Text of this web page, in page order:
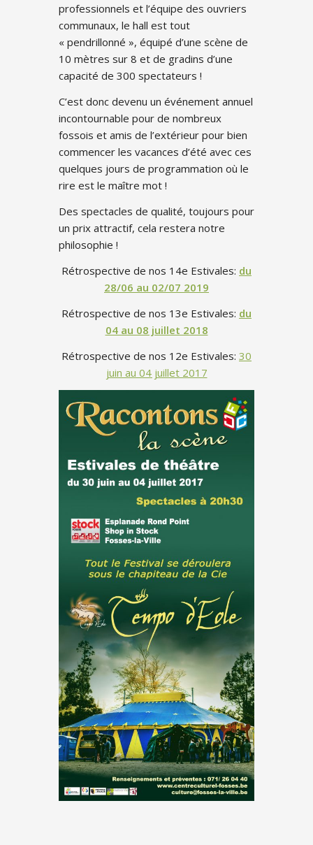
professionnels et l’équipe des ouvriers
communaux, le hall est tout
« pendrillonné », équipé d’une scène de
10 mètres sur 8 et de gradins d’une
capacité de 300 spectateurs !
C’est donc devenu un événement annuel
incontournable pour de nombreux
fossois et amis de l’extérieur pour bien
commencer les vacances d’été avec ces
quelques jours de programmation où le
rire est le maître mot !
Des spectacles de qualité, toujours pour
un prix attractif, cela restera notre
philosophie !
Rétrospective de nos 14e Estivales: du
28/06 au 02/07 2019
Rétrospective de nos 13e Estivales: du
04 au 08 juillet 2018
Rétrospective de nos 12e Estivales: 30
juin au 04 juillet 2017